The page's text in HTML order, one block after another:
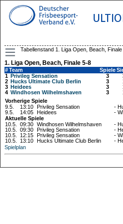
Tabellenstand 1. Liga Open, Beach,
1. Liga Open, Beach, Finale 5-8
#Team Spiele
1 Privileg Sensation 3
2 Hucks Ultimate Club Berlin 3
3 Heidees 3
4 Windhosen Wilhelmshaven 3
Vorherige Spiele
9.5.
13:10 Privileg Sensation -
9.5.
14:05 Heidees -
Aktuelle Spiele
10.5.
09:30 Windhosen Wilhelmshaven -
10.5.
09:30 Privileg Sensation -
10.5.
12:15 Privileg Sensation -
10.5.
13:10 Hucks Ultimate Club Berlin -
Spielplan